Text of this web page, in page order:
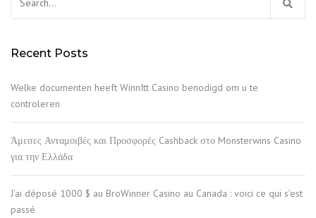
for:
Recent Posts
Welke documenten heeft WinnItt Casino benodigd om u te
controleren
Άμεσες Ανταμοιβές και Προσφορές Cashback στο Monsterwins Casino
για την Ελλάδα
J’ai déposé 1000 $ au BroWinner Casino au Canada : voici ce qui s’est
passé